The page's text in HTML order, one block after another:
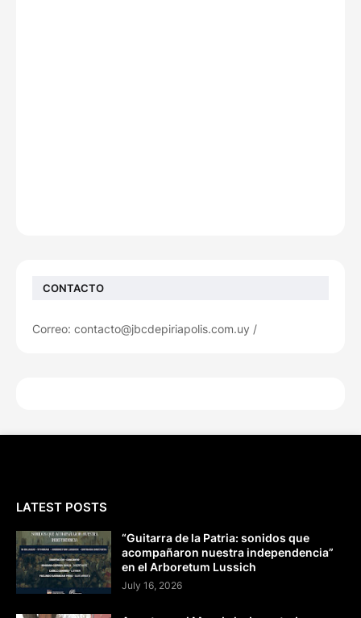
CONTACTO
Correo: contacto@jbcdepiriapolis.com.uy /
LATEST POSTS
“Guitarra de la Patria: sonidos que
acompañaron nuestra independencia”
en el Arboretum Lussich
July 16, 2026